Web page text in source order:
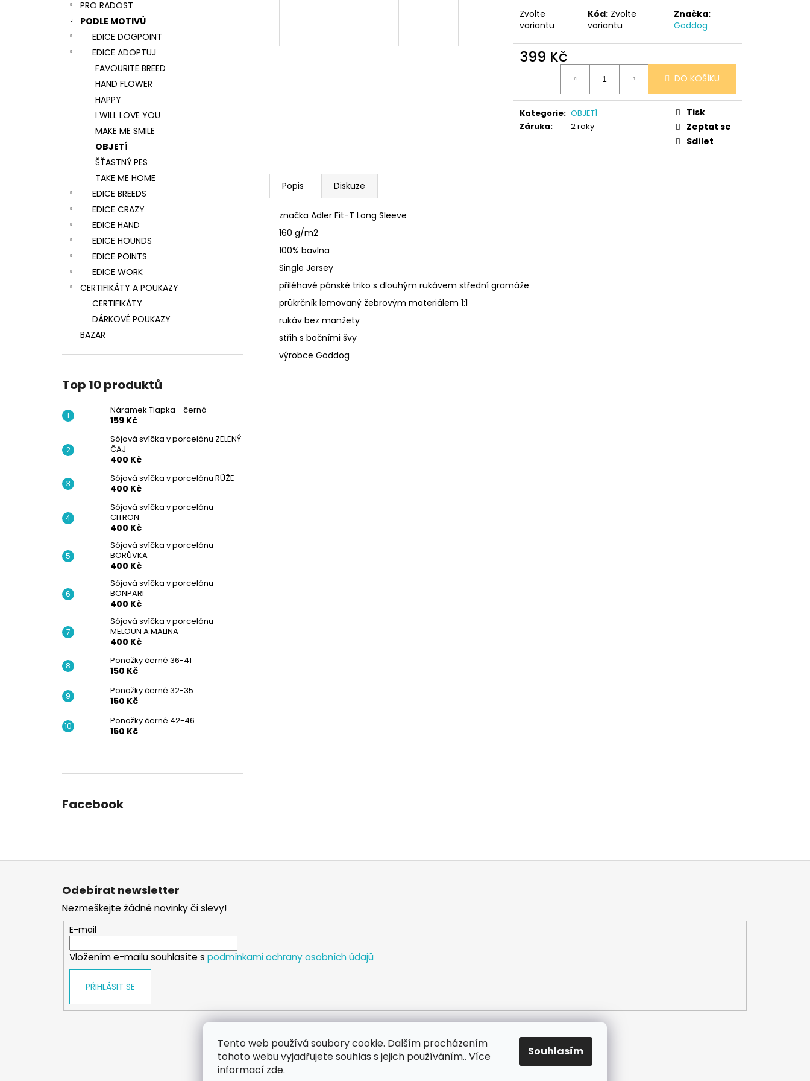
Tento web používá soubory cookie. Dalším procházením
tohoto webu vyjadřujete souhlas s jejich používáním.. Více
informací zde.
Souhlasím
PRO RADOST
PODLE MOTIVŮ
EDICE DOGPOINT
EDICE ADOPTUJ
FAVOURITE BREED
HAND FLOWER
HAPPY
I WILL LOVE YOU
MAKE ME SMILE
OBJETÍ
ŠŤASTNÝ PES
TAKE ME HOME
EDICE BREEDS
EDICE CRAZY
EDICE HAND
EDICE HOUNDS
EDICE POINTS
EDICE WORK
CERTIFIKÁTY A POUKAZY
CERTIFIKÁTY
DÁRKOVÉ POUKAZY
BAZAR
Top 10 produktů
Náramek Tlapka - černá
159 Kč
Sójová svíčka v porcelánu ZELENÝ
ČAJ
400 Kč
Sójová svíčka v porcelánu RŮŽE
400 Kč
Sójová svíčka v porcelánu
CITRON
400 Kč
Sójová svíčka v porcelánu
BORŮVKA
400 Kč
Sójová svíčka v porcelánu
BONPARI
400 Kč
Sójová svíčka v porcelánu
MELOUN A MALINA
400 Kč
Ponožky černé 36-41
150 Kč
Ponožky černé 32-35
150 Kč
Ponožky černé 42-46
150 Kč
Facebook
Zvolte
variantu
Kód: Zvolte
variantu
Značka:
Goddog
399 Kč
DO KOŠÍKU
Kategorie: OBJETÍ
Záruka: 2 roky
Tisk
Zeptat se
Sdílet
Popis Diskuze
značka Adler Fit-T Long Sleeve
160 g/m2
100% bavlna
Single Jersey
přiléhavé pánské triko s dlouhým rukávem střední gramáže
průkrčník lemovaný žebrovým materiálem 1:1
rukáv bez manžety
střih s bočními švy
výrobce Goddog
NÁRAMEK TLAPKA - ČERNÁ
159 Kč
Z
Odebírat newsletter
Nezmeškejte žádné novinky či slevy!
E-mail
Vložením e-mailu souhlasíte s podmínkami ochrany osobních údajů
PŘIHLÁSIT SE
WEB FACEBOOK INSTAGRAM YOUTUBE